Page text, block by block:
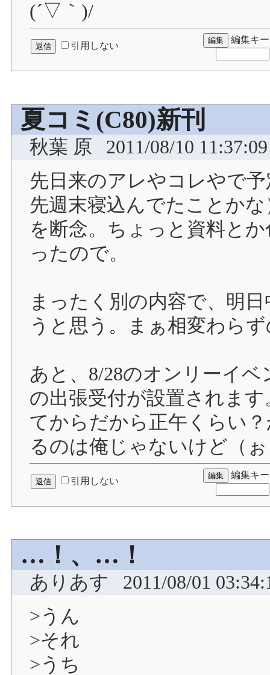
(´▽｀)/
引用しない
編集キー
夏コミ(C80)新刊
秋葉 原
2011/08/10 11:37:09
先日来のアレやコレやで
先週末寝込んでたことか
を断念。ちょっと資料と
ったので。
まったく別の内容で、明
うと思う。まぁ相変わら
あと、8/28のオンリーイ
の出張受付が設置されま
てからだから正午くらい
るのは俺じゃないけど（ぉ
引用しない
編集キー
…！、…！
ありあす
2011/08/01
>うん
>それ
>うち